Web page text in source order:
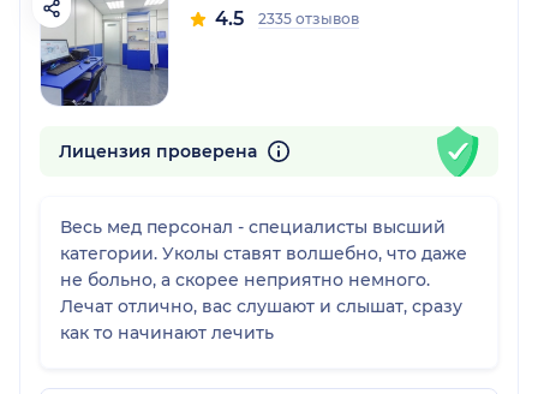
4.5 2335 отзывов
Лицензия проверена
Весь мед персонал - специалисты высший
категории. Уколы ставят волшебно, что даже
не больно, а скорее неприятно немного.
Лечат отлично, вас слушают и слышат, сразу
как то начинают лечить